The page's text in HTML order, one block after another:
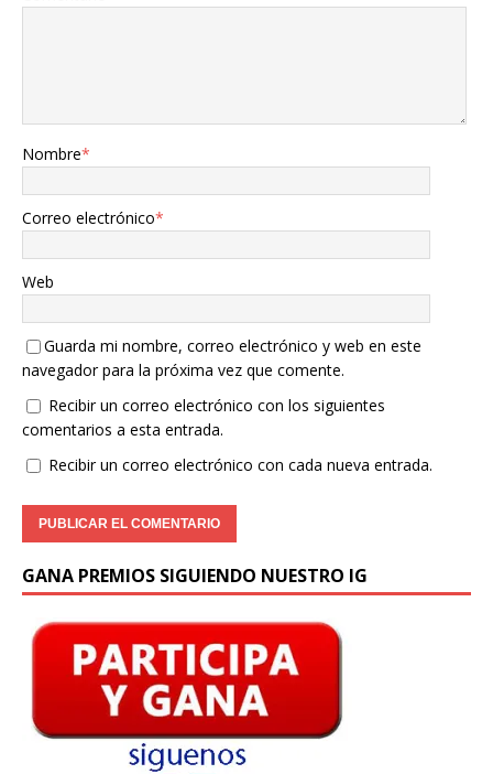
Nombre*
Correo electrónico*
Web
Guarda mi nombre, correo electrónico y web en este
navegador para la próxima vez que comente.
Recibir un correo electrónico con los siguientes
comentarios a esta entrada.
Recibir un correo electrónico con cada nueva entrada.
GANA PREMIOS SIGUIENDO NUESTRO IG